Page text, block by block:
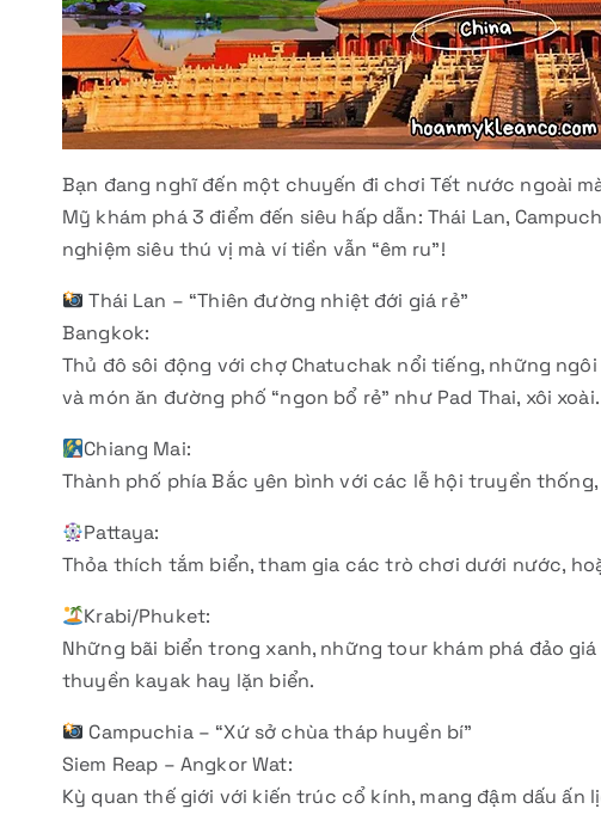
Bạn đang nghĩ đến một chuyến đi chơi Tết nước ngoài
Mỹ khám phá 3 điểm đến siêu hấp dẫn: Thái Lan,
nghiệm siêu thú vị mà ví tiền vẫn “êm ru”!
Thái Lan – “Thiên đường nhiệt đới giá rẻ”
Bangkok:
Thủ đô sôi động với chợ Chatuchak nổi tiếng, những
và món ăn đường phố “ngon bổ rẻ” như Pad Thai, xôi xoài.
Chiang Mai:
Thành phố phía Bắc yên bình với các lễ hội truyền
Pattaya:
Thỏa thích tắm biển, tham gia các trò chơi dưới nước,
Krabi/Phuket:
Những bãi biển trong xanh, những tour khám phá đảo
thuyền kayak hay lặn biển.
Campuchia – “Xứ sở chùa tháp huyền bí”
Siem Reap – Angkor Wat:
Kỳ quan thế giới với kiến trúc cổ kính, mang đậm dấu ấn